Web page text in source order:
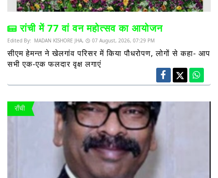
रांची में 77 वां वन महोत्सव का आयोजन
Edited By: MADAN KISHORE JHA, 07 August, 2026, 07:29 PM
सीएम हेमन्त ने खेलगांव परिसर में किया पौधरोपण, लोगों से कहा- आप
सभी एक-एक फलदार वृक्ष लगाएं
राँची